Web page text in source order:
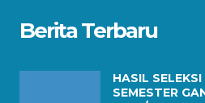
Berita Terbaru
HASIL
SEMESTER